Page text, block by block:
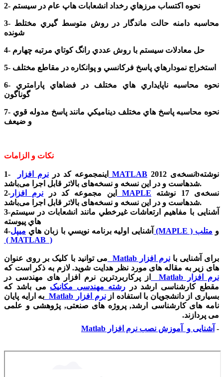
2- نحوه اکتساب مرزهاي رخداد انشعابات هاپ عام در سيستم
3- محاسبه دامنه حالت ماندگار در روش متوسط گيري مختلط
شونده
5- استخراج نمودارهاي پاسخ فرکانسي و پوانکاره در مقاطع مختلف
6- نحوه محاسبه ناپايداري هاي مختلف در فضاهاي پارامتري
گوناگون
7- نحوه محاسبه پاسخ هاي مختلف ديناميکي مانند پاسخ مدوله قوي
و ضيعف
نکات و الزامات
1- اینمجموعه کد در نرم افزار MATLAB
شدهاست و در این نسخه و نسخه‌های بالاتر قابل اجرا می‌باشد.
2-این مجموعه کد در
نرم افزار MAPLE
شدهاست و در این نسخه و نسخه‌های بالاتر قابل اجرا می‌باشد.
3-آشنایی با مفاهيم ارتعاشات غيرخطي مانند انشعابات در سيستم
هاي پيوسته
4-آشنایی اوليه برنامه نويسي با زبان هاي ميپل (MAPLE ) و متلب
( MATLAB )
برای آشنایی بانرم افزار Matlab
می توانید با کلیک بر روی عنوان
های زیر به مقاله های مورد نظر هدایت شوید. لازم به ذکر است که
نرم افزار Matlab
از پرکاربردترین نرم افزار های مهندسی در
مقطع کارشناسی ارشد دررشته مهندسی مکانیک می باشد که
بسیاری از دانشجویان با استفاده ازنرم افزار Matlab به ارایه پایان
نامه های کارشناسی ارشد, پروژه های صنعتی, پژوهشی و علمی
می پردازند.
- آشنایی و آموزش نصب نرم افزار Matlab